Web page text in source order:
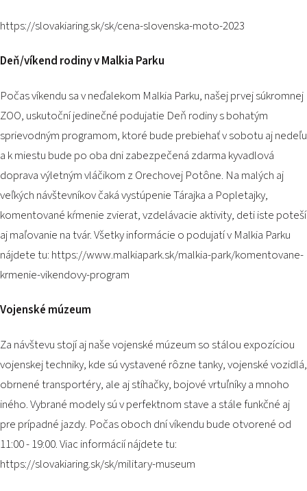
https://slovakiaring.sk/sk/cena-slovenska-moto-2023
Deň/víkend rodiny v Malkia Parku
Počas víkendu sa v neďalekom Malkia Parku, našej prvej súkromnej
ZOO, uskutoční jedinečné podujatie Deň rodiny s bohatým
sprievodným programom, ktoré bude prebiehať v sobotu aj nedeľu
a k miestu bude po oba dni zabezpečená zdarma kyvadlová
doprava výletným vláčikom z Orechovej Potône. Na malých aj
veľkých návštevníkov čaká vystúpenie Tárajka a Popletajky,
komentované kŕmenie zvierat, vzdelávacie aktivity, deti iste poteší
aj maľovanie na tvár. Všetky informácie o podujatí v Malkia Parku
nájdete tu: https://www.malkiapark.sk/malkia-park/komentovane-
krmenie-vikendovy-program
Vojenské múzeum
Za návštevu stojí aj naše vojenské múzeum so stálou expozíciou
vojenskej techniky, kde sú vystavené rôzne tanky, vojenské vozidlá,
obrnené transportéry, ale aj stíhačky, bojové vrtuľníky a mnoho
iného. Vybrané modely sú v perfektnom stave a stále funkčné aj
pre prípadné jazdy. Počas oboch dní víkendu bude otvorené od
11:00 - 19:00. Viac informácií nájdete tu:
https://slovakiaring.sk/sk/military-museum